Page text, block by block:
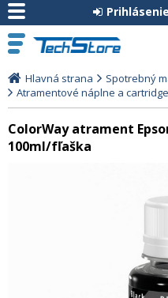
Prihlásenie
Hlavná strana
Spotrebný
Atramentové náplne a cartridge
ColorWay atrament
100ml/fľaška